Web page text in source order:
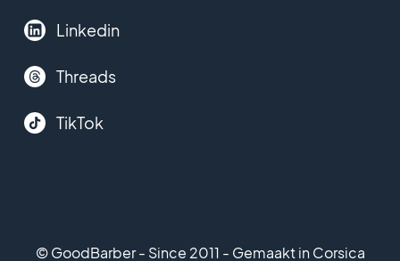
Linkedin
Threads
TikTok
© GoodBarber - Since 2011 - Gemaakt in Corsica